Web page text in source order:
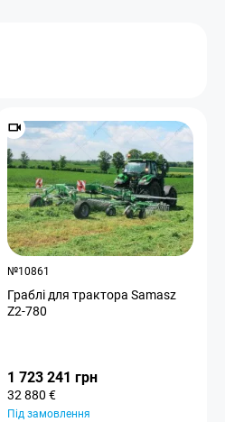
№10861
Граблі для трактора Samasz
Z2-780
1 723 241 грн
32 880 €
Під замовлення